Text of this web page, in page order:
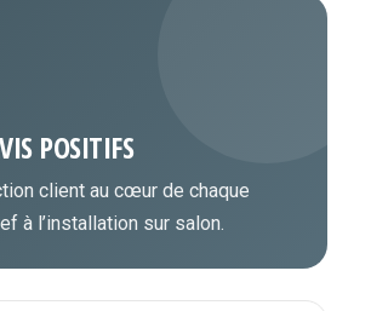
POSITIFS
client au cœur de chaque
à l’installation sur salon.